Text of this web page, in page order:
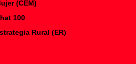
(CEM)
100
Rural (ER)